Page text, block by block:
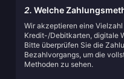
2. Welche
Wir akzeptieren eine
Kredit-/Debitkarten, digitale
Bitte überprüfen Sie die
Bezahlvorgangs, um die
Methoden zu sehen.